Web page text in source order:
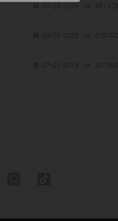
07-23-2024 351423
09-25-2023 510100
07-03-2019 207866